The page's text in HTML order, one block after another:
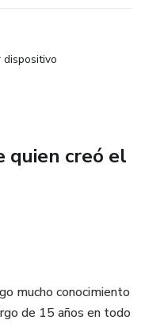
quien creó el
mucho conocimiento
de 15 años en todo